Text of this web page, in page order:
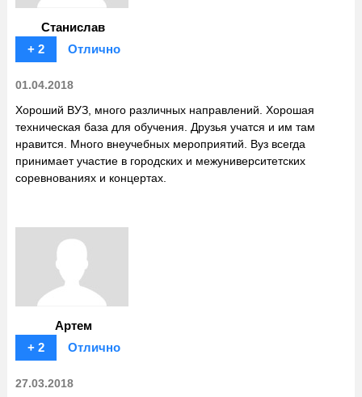
Станислав
+ 2
Отлично
01.04.2018
Хороший ВУЗ, много различных направлений. Хорошая
техническая база для обучения. Друзья учатся и им там
нравится. Много внеучебных мероприятий. Вуз всегда
принимает участие в городских и межуниверситетских
соревнованиях и концертах.
Артем
+ 2
Отлично
27.03.2018